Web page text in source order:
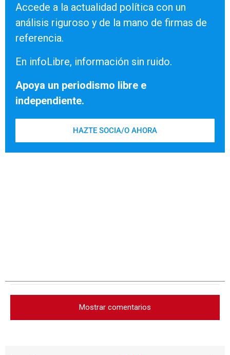
Accede a la actualidad política con un
análisis riguroso y de la mano de firmas de
referencia.
En infoLibre, información sin ruido.
Apoya un periodismo libre e
independiente.
HAZTE SOCIA/O AHORA
Mostrar comentarios